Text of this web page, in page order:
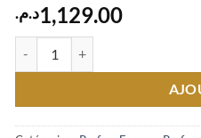
1,129.00د.م.